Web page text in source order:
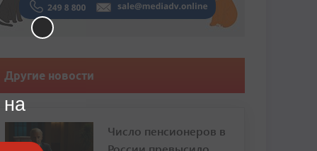
Другие новости
Число пенсионеров в